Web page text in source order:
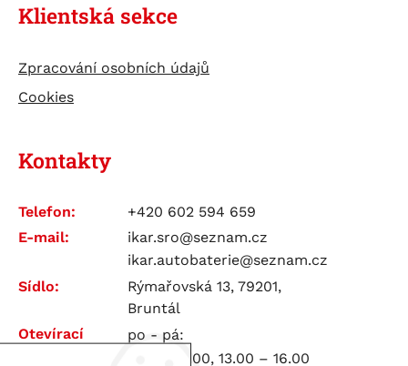
Klientská sekce
Zpracování osobních údajů
Cookies
Kontakty
Telefon:
+420 602 594 659
E-mail:
ikar.sro@seznam.cz
ikar.autobaterie@seznam.cz
Sídlo:
Rýmařovská 13, 79201,
Bruntál
Otevírací
po - pá:
7.00 – 12.00, 13.00 – 16.00